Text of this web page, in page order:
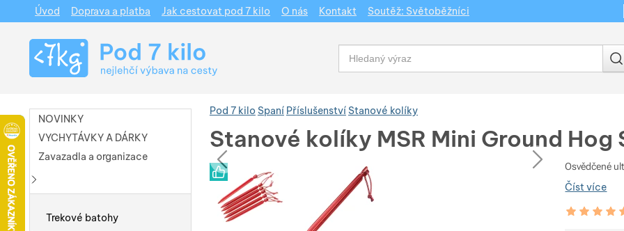
Pod 7 kilo Spaní Příslušenství Stanové kolíky
Stanové kolíky MSR Mini Ground Hog
Fotografie
předchozínásledující
Fotografie
Osvědčené
Číst více
Hodnocení
100%
NOVINKY
VYCHYTÁVKY A DÁRKY
Zavazadla a organizace
Trekové batohy
Navigace
Úvod Doprava a platba Jak cestovat pod 7 kilo O nás Kontakt Soutěž: Světoběžníci
Vyhledávání